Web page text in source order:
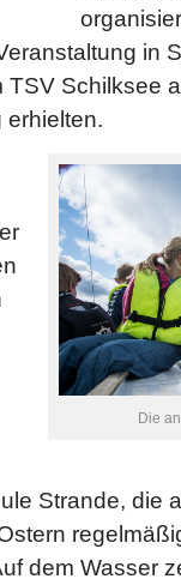
in
Schilksee
erhielten.
Die
Strande, die
dem Wasser